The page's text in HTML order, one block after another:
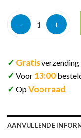
Waterford Organic
✓ Gratisverzending
✓ Voor 13:00
✓ OpVoorraad
AANVULLENDE